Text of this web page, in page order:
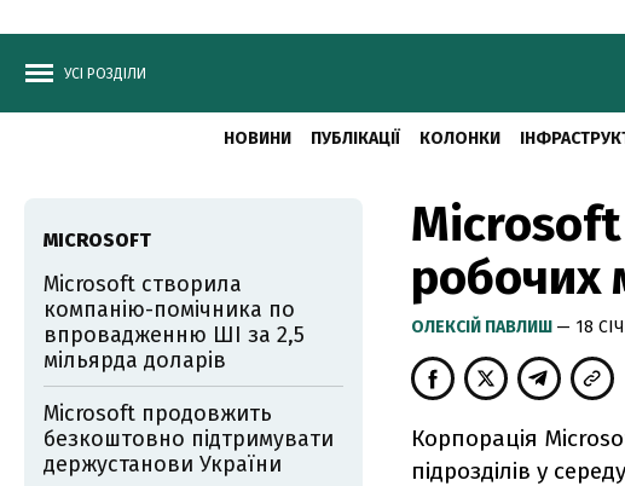
УСІ РОЗДІЛИ
НОВИНИ ПУБЛІКАЦІЇ КОЛОНКИ
Microsoft
робочих
ОЛЕКСІЙ ПАВЛИШ — 18
Корпорація
підрозділів у
MICROSOFT
Microsoft створила
компанію-помічника по
впровадженню ШІ за 2,5
мільярда доларів
Microsoft продовжить
безкоштовно підтримувати
держустанови України